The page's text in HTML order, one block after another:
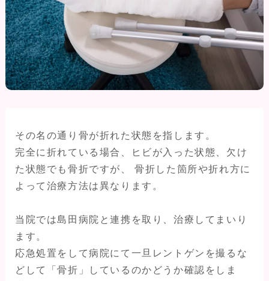
その名の通り骨が折れた状態を指します。
完全に折れている場合、ヒビが入った状態、欠け
た状態でも骨折ですが、 骨折した箇所や折れ方に
よって治療方法は異なります。
当院では島田病院と連携を取り、治療してまいり
ます。
応急処置をして病院にて一旦レントゲンを撮るな
どして「骨折」しているのかどうか確認をしま